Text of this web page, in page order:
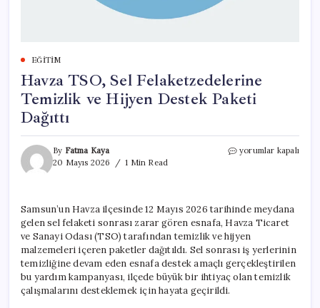
EĞITIM
Havza TSO, Sel Felaketzedelerine
Temizlik ve Hijyen Destek Paketi
Dağıttı
By Fatma Kaya
20 Mayıs 2026
1 Min Read
Havza
ve
Hijyen
Destek
Paketi
Dağıttı
için
yorumlar kapalı
Samsun’un Havza ilçesinde 12 Mayıs 2026 tarihinde meydana
gelen sel felaketi sonrası zarar gören esnafa, Havza Ticaret
ve Sanayi Odası (TSO) tarafından temizlik ve hijyen
malzemeleri içeren paketler dağıtıldı. Sel sonrası iş yerlerinin
temizliğine devam eden esnafa destek amaçlı gerçekleştirilen
bu yardım kampanyası, ilçede büyük bir ihtiyaç olan temizlik
çalışmalarını desteklemek için hayata geçirildi.